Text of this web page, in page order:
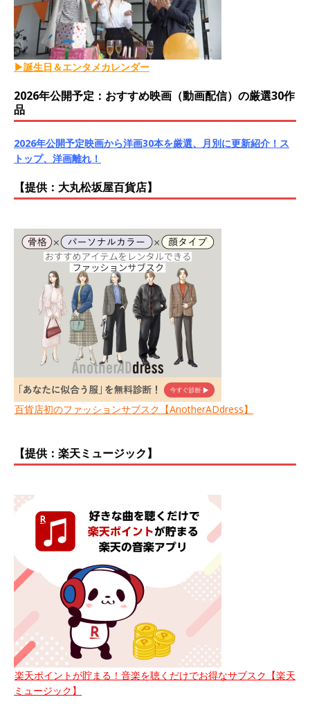
▶誕生日＆エンタメカレンダー
2026年公開予定：おすすめ映画（動画配信）の厳選30作
品
2026年公開予定映画から洋画30本を厳選、月別に更新紹介！ス
トップ、洋画離れ！
【提供：大丸松坂屋百貨店】
百貨店初のファッションサブスク【AnotherADdress】
【提供：楽天ミュージック】
楽天ポイントが貯まる！音楽を聴くだけでお得なサブスク【楽天
ミュージック】